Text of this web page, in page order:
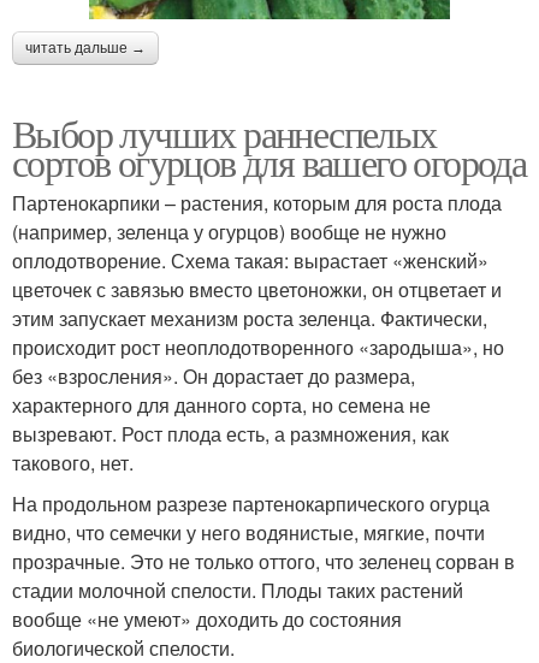
читать дальше →
Выбор лучших раннеспелых
сортов огурцов для вашего огорода
Партенокарпики – растения, которым для роста плода
(например, зеленца у огурцов) вообще не нужно
оплодотворение. Схема такая: вырастает «женский»
цветочек с завязью вместо цветоножки, он отцветает и
этим запускает механизм роста зеленца. Фактически,
происходит рост неоплодотворенного «зародыша», но
без «взросления». Он дорастает до размера,
характерного для данного сорта, но семена не
вызревают. Рост плода есть, а размножения, как
такового, нет.
На продольном разрезе партенокарпического огурца
видно, что семечки у него водянистые, мягкие, почти
прозрачные. Это не только оттого, что зеленец сорван в
стадии молочной спелости. Плоды таких растений
вообще «не умеют» доходить до состояния
биологической спелости.